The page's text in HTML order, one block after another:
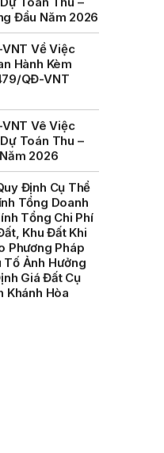
Về Việc
Hành Kèm
QĐ-VNT
Vê Việc
Toán Thu –
2026
Định Cụ Thể
Tổng Doanh
Tổng Chi Phí
Khu Đất Khi
Phương Pháp
Tố Ảnh Hưởng
Giá Đất Cụ
Khánh Hòa
VNT: Kết Quả
Đấu Giá Tài